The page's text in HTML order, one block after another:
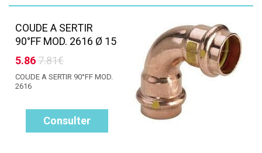
COUDE A SERTIR
90°FF MOD. 2616 Ø 15
5.867.81€
COUDE A SERTIR 90°FF MOD.
2616
Consulter